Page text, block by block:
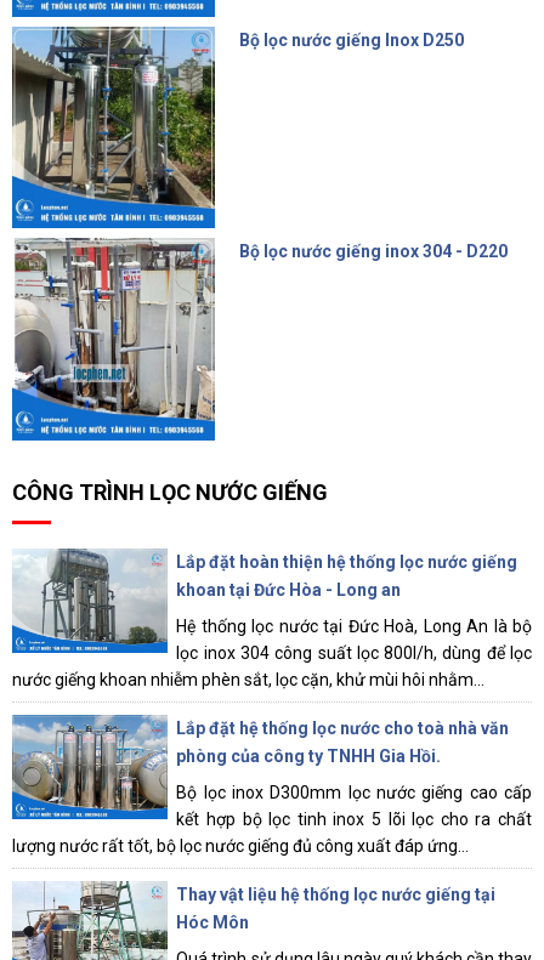
Bộ lọc nước giếng Inox D250
Bộ lọc nước giếng inox 304 - D220
CÔNG TRÌNH LỌC NƯỚC GIẾNG
Lắp đặt hoàn thiện hệ thống lọc nước giếng
khoan tại Đức Hòa - Long an
Hệ thống lọc nước tại Đức Hoà, Long An là bộ
lọc inox 304 công suất lọc 800l/h, dùng để lọc
nước giếng khoan nhiễm phèn sắt, lọc cặn, khử mùi hôi nhằm...
Lắp đặt hệ thống lọc nước cho toà nhà văn
phòng của công ty TNHH Gia Hồi.
Bộ lọc inox D300mm lọc nước giếng cao cấp
kết hợp bộ lọc tinh inox 5 lõi lọc cho ra chất
lượng nước rất tốt, bộ lọc nước giếng đủ công xuất đáp ứng...
Thay vật liệu hệ thống lọc nước giếng tại
Hóc Môn